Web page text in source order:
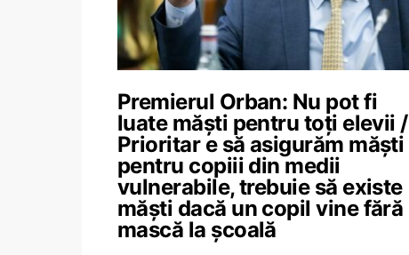
Premierul Orban: Nu pot fi
luate măști pentru toți elevii /
Prioritar e să asigurăm măști
pentru copiii din medii
vulnerabile, trebuie să existe
măști dacă un copil vine fără
mască la școală